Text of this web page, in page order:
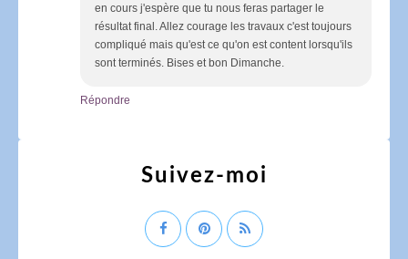
en cours j'espère que tu nous feras partager le
résultat final. Allez courage les travaux c'est toujours
compliqué mais qu'est ce qu'on est content lorsqu'ils
sont terminés. Bises et bon Dimanche.
Répondre
Suivez-moi